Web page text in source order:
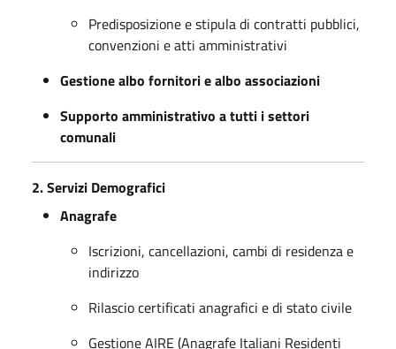
Predisposizione e stipula di contratti pubblici,
convenzioni e atti amministrativi
Gestione albo fornitori e albo associazioni
Supporto amministrativo a tutti i settori
comunali
2. Servizi Demografici
Anagrafe
Iscrizioni, cancellazioni, cambi di residenza e
indirizzo
Rilascio certificati anagrafici e di stato civile
Gestione AIRE (Anagrafe Italiani Residenti